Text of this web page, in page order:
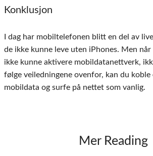
Konklusjon
I dag har mobiltelefonen blitt en del av
de ikke kunne leve uten iPhones. Men
ikke kunne aktivere mobildatanettverk,
følge veiledningene ovenfor, kan du koble
mobildata og surfe på nettet som vanlig.
Mer Reading